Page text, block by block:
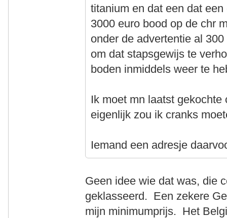
titanium en dat een dat
3000 euro bood op de chr
onder de advertentie al
om dat stapsgewijs te
boden inmiddels weer te
Ik moet mn laatst
eigenlijk zou ik cranks
Iemand een adresje
Geen idee wie dat was, die
geklasseerd. Een zekere
mijn minimumprijs. Het